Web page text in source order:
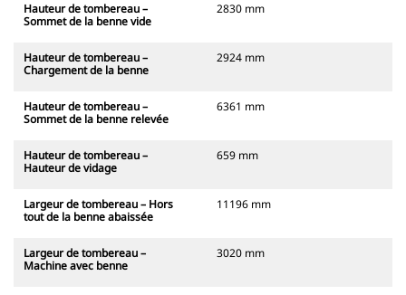
Hauteur de tombereau –
Sommet de la benne vide
2830 mm
Hauteur de tombereau –
Chargement de la benne
2924 mm
Hauteur de tombereau –
Sommet de la benne relevée
6361 mm
Hauteur de tombereau –
Hauteur de vidage
659 mm
Largeur de tombereau – Hors
tout de la benne abaissée
11196 mm
Largeur de tombereau –
Machine avec benne
3020 mm